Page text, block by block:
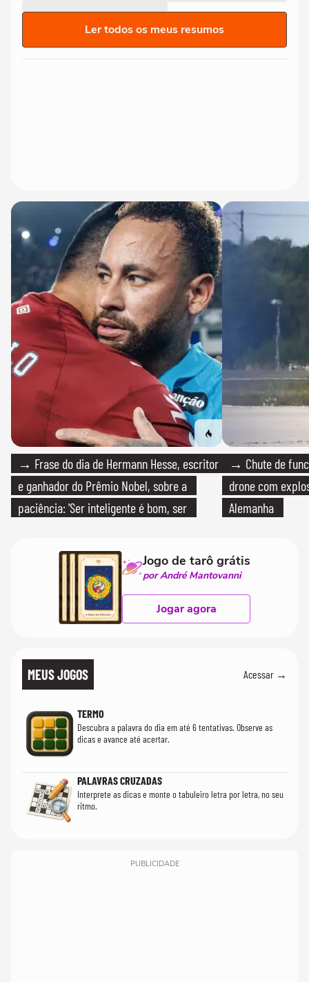
Ler todos os meus resumos
→ Frase do dia de Hermann Hesse, escritor
e ganhador do Prêmio Nobel, sobre a
paciência: 'Ser inteligente é bom, ser
→ Chute de
drone com
Alemanha
Jogo de tarô grátis
por André Mantovanni
Jogar agora
MEUS JOGOS Acessar →
TERMO
Descubra a palavra do dia em até 6 tentativas. Observe as
dicas e avance até acertar.
PALAVRAS CRUZADAS
Interprete as dicas e monte o tabuleiro letra por letra, no seu
ritmo.
PUBLICIDADE